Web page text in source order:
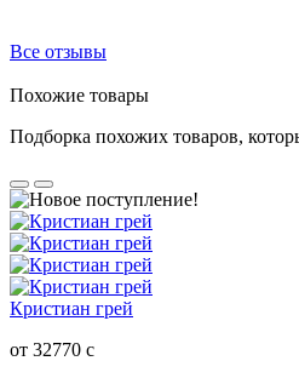
Все отзывы
Похожие товары
Подборка похожих товаров,
Кристиан грей
от 32770 c